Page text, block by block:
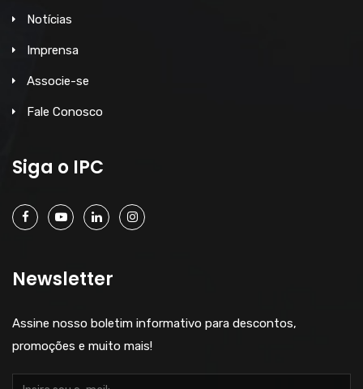
Notícias
Imprensa
Associe-se
Fale Conosco
Siga o IPC
Newsletter
Assine nosso boletim informativo para descontos,
promoções e muito mais!